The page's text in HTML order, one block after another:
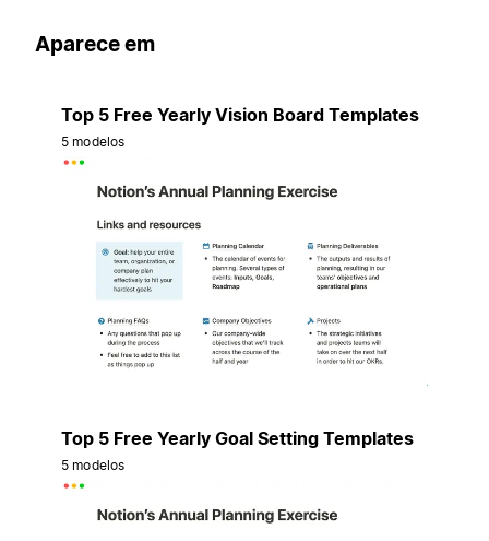
Aparece em
Top 5 Free Yearly Vision Board Templates
5 modelos
Top 5 Free Yearly Goal Setting Templates
5 modelos